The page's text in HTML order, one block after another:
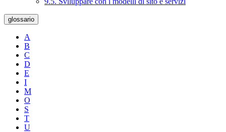
glossario
A
B
C
D
E
I
M
O
S
T
U